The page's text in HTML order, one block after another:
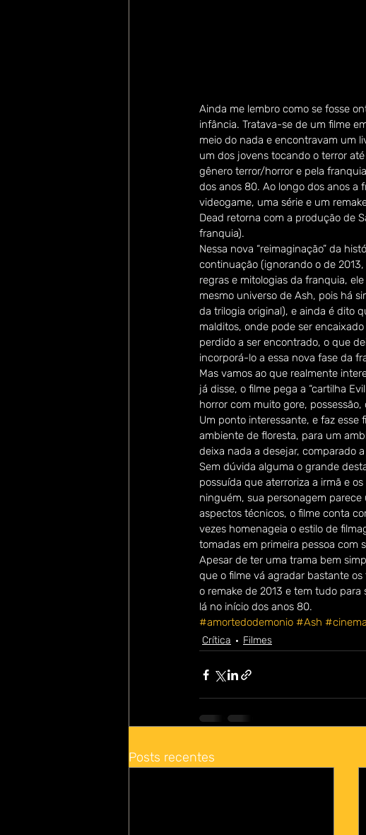
Ainda me lembro como se fosse
infância. Tratava-se de um filme
meio do nada e encontravam um
um dos jovens tocando o terror
gênero terror/horror e pela
dos anos 80. Ao longo dos anos a
videogame, uma série e um
Dead retorna com a produção de
franquia).
Nessa nova “reimaginação” da
continuação (ignorando o de
regras e mitologias da franquia,
mesmo universo de Ash, pois há
da trilogia original), e ainda é dito
malditos, onde pode ser
perdido a ser encontrado, o que
incorporá-lo a essa nova fase da
Mas vamos ao que realmente
já disse, o filme pega a “cartilha
horror com muito gore,
Um ponto interessante, e faz esse
ambiente de floresta, para um
deixa nada a desejar, comparado
Sem dúvida alguma o grande
possuída que aterroriza a irmã e
ninguém, sua personagem
aspectos técnicos, o filme conta
vezes homenageia o estilo de
tomadas em primeira pessoa com
Apesar de ter uma trama bem
que o filme vá agradar bastante
o remake de 2013 e tem tudo
lá no início dos anos 80.
#amortedodemonio #Ash #cinema
Crítica Filmes
Posts recentes